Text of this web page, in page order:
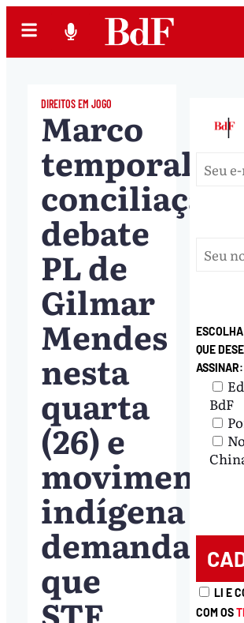
DIREITOS EM JOGO
Marco
temporal:
conciliação
debate
PL de
Gilmar
Mendes
nesta
quarta
(26) e
movimento
indígena
demanda
que
STF
|
QUE
ASSINAR:
BdF
LI E
COM OS